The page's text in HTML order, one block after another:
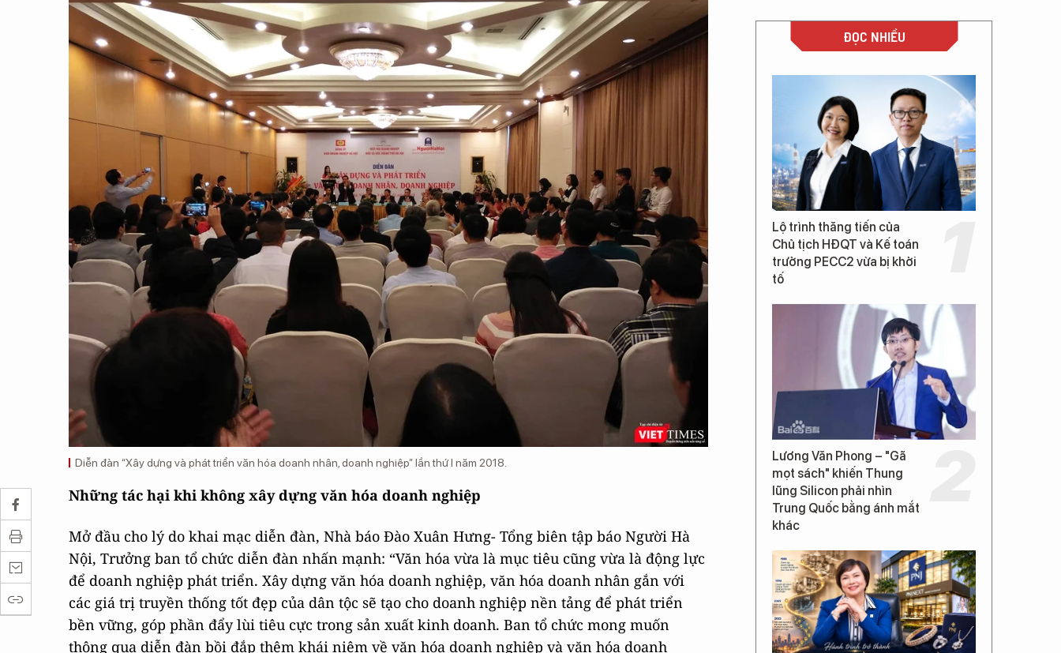
Diễn đàn “Xây dựng và phát triển văn hóa doanh nhân, doanh nghiệp” lần thứ I năm 2018.
Những tác hại khi không xây dựng văn hóa doanh nghiệp
Mở đầu cho lý do khai mạc diễn đàn, Nhà báo Đào Xuân Hưng- Tổng biên tập báo Người Hà
Nội, Trưởng ban tổ chức diễn đàn nhấn mạnh: “Văn hóa vừa là mục tiêu cũng vừa là động lực
để doanh nghiệp phát triển. Xây dựng văn hóa doanh nghiệp, văn hóa doanh nhân gắn với
các giá trị truyền thống tốt đẹp của dân tộc sẽ tạo cho doanh nghiệp nền tảng để phát triển
bền vững, góp phần đẩy lùi tiêu cực trong sản xuất kinh doanh. Ban tổ chức mong muốn
thông qua diễn đàn bồi đắp thêm khái niệm về văn hóa doanh nghiệp và văn hóa doanh
ĐỌC NHIỀU
Lộ trình thăng tiến của
Chủ tịch HĐQT và Kế toán
trưởng PECC2 vừa bị khởi
tố
Lương Văn Phong – "Gã
mọt sách" khiến Thung
lũng Silicon phải nhìn
Trung Quốc bằng ánh mắt
khác